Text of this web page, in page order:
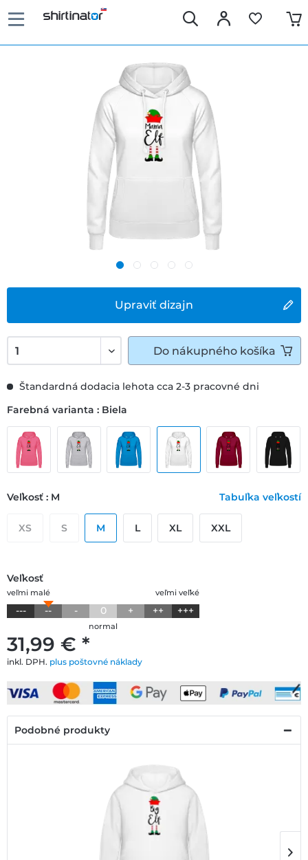
Upraviť dizajn
31,99 € *
inkl. DPH. plus poštovné náklady
Štandardná dodacia lehota cca 2-3 pracovné dni
Farebná varianta : Biela
Veľkosť : M Tabuľka veľkostí
XS S M L XL XXL
Veľkosť
veľmi veľké
veľmi malé
--- -- - 0 + ++ +++
normal
Do nákupného košíka
Podobné produkty